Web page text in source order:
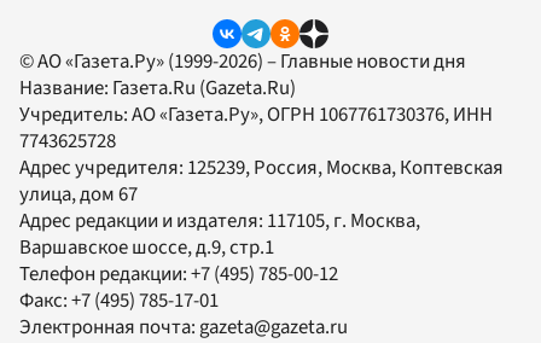
© АО «Газета.Ру» (1999-2026) – Главные новости дня
Название: Газета.Ru (Gazeta.Ru)
Учредитель:АО «Газета.Ру», ОГРН 1067761730376, ИНН
7743625728
Адрес учредителя: 125239, Россия, Москва, Коптевская
улица, дом 67
Адрес редакции и издателя: 117105, г. Москва,
Варшавское шоссе, д.9, стр.1
Телефон редакции:+7 (495) 785-00-12
Факс:+7 (495) 785-17-01
Электронная почта: gazeta@gazeta.ru